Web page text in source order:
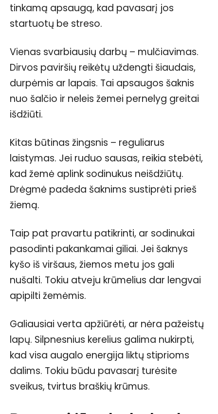
tinkamą apsaugą, kad pavasarį jos
startuotų be streso.
Vienas svarbiausių darbų – mulčiavimas.
Dirvos paviršių reikėtų uždengti šiaudais,
durpėmis ar lapais. Tai apsaugos šaknis
nuo šalčio ir neleis žemei pernelyg greitai
išdžiūti.
Kitas būtinas žingsnis – reguliarus
laistymas. Jei ruduo sausas, reikia stebėti,
kad žemė aplink sodinukus neišdžiūtų.
Drėgmė padeda šaknims sustiprėti prieš
žiemą.
Taip pat pravartu patikrinti, ar sodinukai
pasodinti pakankamai giliai. Jei šaknys
kyšo iš viršaus, žiemos metu jos gali
nušalti. Tokiu atveju krūmelius dar lengvai
apipilti žemėmis.
Galiausiai verta apžiūrėti, ar nėra pažeistų
lapų. Silpnesnius kerelius galima nukirpti,
kad visa augalo energija liktų stiprioms
dalims. Tokiu būdu pavasarį turėsite
sveikus, tvirtus braškių krūmus.